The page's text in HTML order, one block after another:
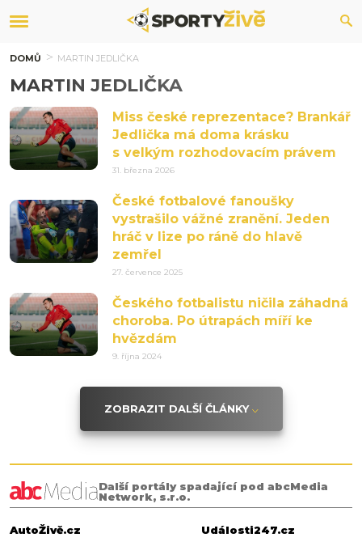
DOMŮ MARTIN JEDLIČKA
MARTIN JEDLIČKA
Miss české reprezentace? Brankář
Jedlička má doma krásku
s velkým rozhodovacím právem
31. března 2026
České fotbalové fanoušky
vystrašilo vážné zranění. Jeden
hráč v lize po ráně do hlavě
zemřel
27. července 2025
Českého fotbalistu ničila záhadná
choroba. Po útrapách míří ke
hvězdám
9. října 2024
ZOBRAZIT DALŠÍ ČLÁNKY
Další portály spadající pod abcMedia
Network, s.r.o.
AutoŽivě.cz
Události247.cz